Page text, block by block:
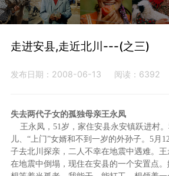
走进安县,走近北川---(之三)
发布日期：2008-06-13 阅读：6392
失去两代子女的孤独母亲王永凤
王永凤，51岁，家住安县永安镇跃进村
儿、“上门”女婿和不到一岁的外孙子。5月
子去北川探亲，二人不幸在地震中遇难。
在地震中倒塌，现住在安县的一个安置点